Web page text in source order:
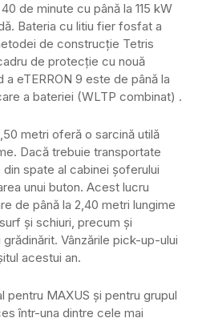
de minute cu până la 115 kW
Bateria cu litiu fier fosfat a
de construcție Tetris
de protecție cu nouă
eTERRON 9 este de până la
a bateriei (WLTP combinat) .
metri oferă o sarcină utilă
Dacă trebuie transportate
spate al cabinei șoferului
unui buton. Acest lucru
de până la 2,40 metri lungime
și schiuri, precum și
Vânzările pick-up-ului
acestui an.
pentru MAXUS și pentru grupul
într-una dintre cele mai